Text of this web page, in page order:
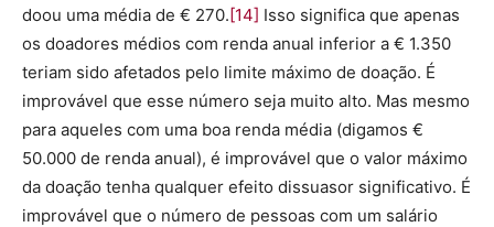
doou uma média de € 270.[14] Isso significa que apenas
os doadores médios com renda anual inferior a € 1.350
teriam sido afetados pelo limite máximo de doação. É
improvável que esse número seja muito alto. Mas mesmo
para aqueles com uma boa renda média (digamos €
50.000 de renda anual), é improvável que o valor máximo
da doação tenha qualquer efeito dissuasor significativo. É
improvável que o número de pessoas com um salário